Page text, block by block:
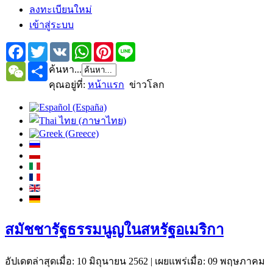
ลงทะเบียนใหม่
เข้าสู่ระบบ
Facebook
TwitterVK WhatsApp
Pinterest
WeChatShare
ค้นหา...
คุณอยู่ที่: หน้าแรก ข่าวโลก
สมัชชารัฐธรรมนูญในสหรัฐอเมริกา
อัปเดตล่าสุดเมื่อ: 10 มิถุนายน 2562 | เผยแพร่เมื่อ: 09 พฤษภาคม